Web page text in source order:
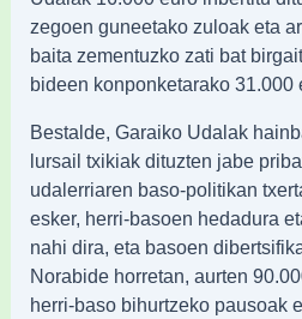
zegoen guneetako zuloak eta
baita zementuzko zati bat
bideen konponketarako 31.000
Bestalde, Garaiko Udalak
lursail txikiak dituzten jabe
udalerriaren baso‑politikan
esker, herri‑basoen hedadura
nahi dira, eta basoen
Norabide horretan, aurten
herri‑baso bihurtzeko pausoak